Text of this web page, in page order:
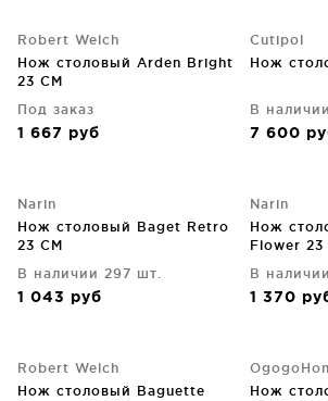
Robert Welch
Нож столовый Arden Bright
23 CM
Под заказ
1 667 руб
Cutipol
Нож
В
7 600
Narin
Нож столовый Baget Retro
23 CM
В наличии 297 шт.
1 043 руб
Narin
Нож
Flower 23
В
1 370
Robert Welch
Нож столовый Baguette
Нож